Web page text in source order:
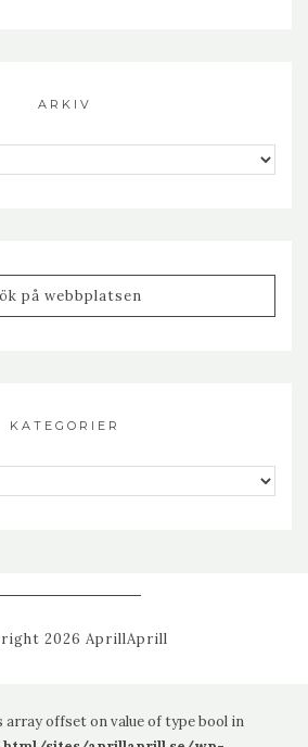
ARKIV
KATEGORIER
2026 AprillAprill
array offset on value of type bool in